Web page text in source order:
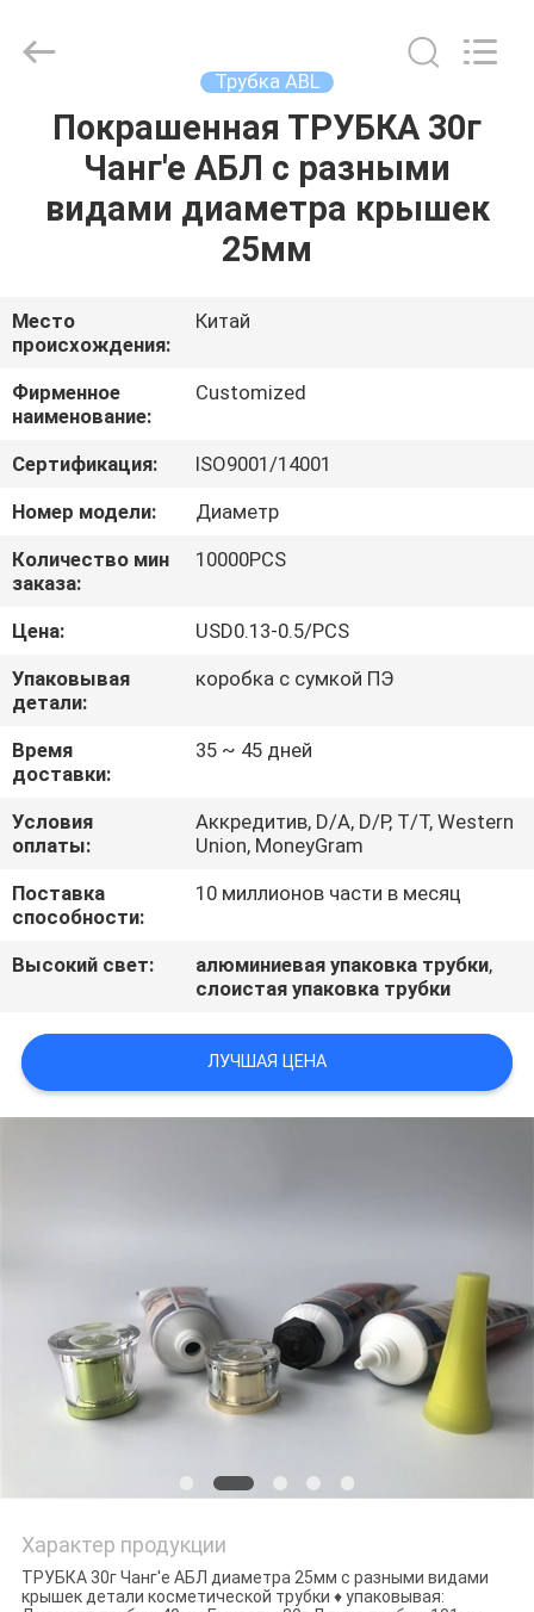
ДОМ
ПРОДУКТЫ
НАС
ПУТЕШЕСТВИЕ
ФАБРИКИ
ПРОВЕРКА
КАЧЕСТВА
СВЯЖИТЕСЬ
МЫ
СПРОСИТЕ
ЦИТАТУ
COMPANY
NEWS
Copyright
Трубка ABL
Покрашенная ТРУБКА 30г
Чанг'е АБЛ с разными
видами диаметра крышек
25мм
Место
происхождения:
Китай
Фирменное
наименование:
Customized
Сертификация:
ISO9001/14001
Номер модели:
Диаметр
Количество мин
заказа:
10000PCS
Цена:
USD0.13-0.5/PCS
Упаковывая
детали:
коробка с сумкой ПЭ
Время
доставки:
35 ~ 45 дней
Условия
оплаты:
Аккредитив, D/A, D/P, T/T, Western
Union, MoneyGram
Поставка
способности:
10 миллионов части в месяц
Высокий свет: алюминиевая упаковка трубки,
слоистая упаковка трубки
ЛУЧШАЯ ЦЕНА
Характер продукции
ТРУБКА 30г Чанг'е АБЛ диаметра 25мм с разными видами
крышек детали косметической трубки ♦ упаковывая: